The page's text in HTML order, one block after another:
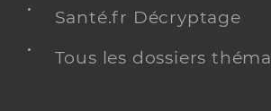
Santé.fr Décryptage
Tous les dossiers